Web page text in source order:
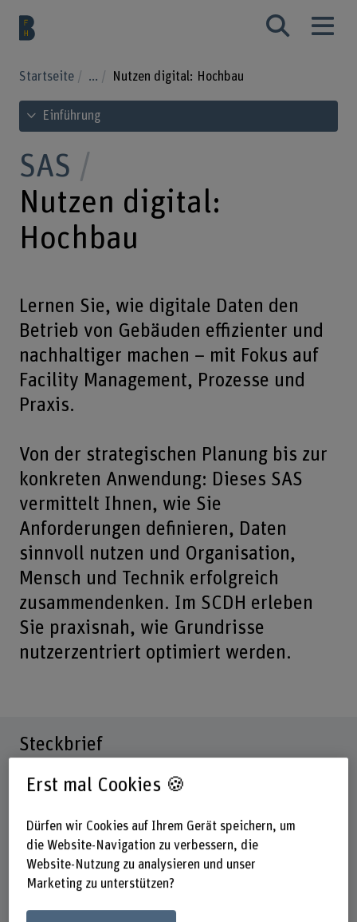
Startseite ... Nutzen digital: Hochbau
Inhaltsverzeichnis ansehen
Einführung
SAS
Nutzen digital:
Hochbau
Lernen Sie, wie digitale Daten den
Betrieb von Gebäuden effizienter und
nachhaltiger machen – mit Fokus auf
Facility Management, Prozesse und
Praxis.
Von der strategischen Planung bis zur
konkreten Anwendung: Dieses SAS
vermittelt Ihnen, wie Sie
Anforderungen definieren, Daten
sinnvoll nutzen und Organisation,
Mensch und Technik erfolgreich
zusammendenken. Im SCDH erleben
Sie praxisnah, wie Grundrisse
nutzerzentriert optimiert werden.
Steckbrief
Titel/Abschluss
Dauer
3 Tage
Unterrichtstage
Erst mal Cookies 🍪
Dürfen wir Cookies auf Ihrem Gerät speichern, um
die Website-Navigation zu verbessern, die
Website-Nutzung zu analysieren und unser
Marketing zu unterstützen?